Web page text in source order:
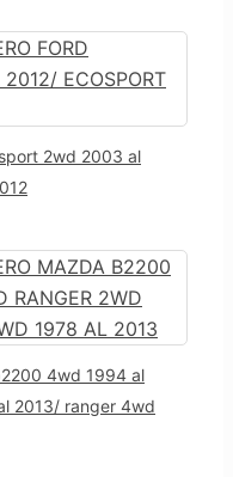
2wd 2003 al
4wd 1994 al
2013/ ranger 4wd